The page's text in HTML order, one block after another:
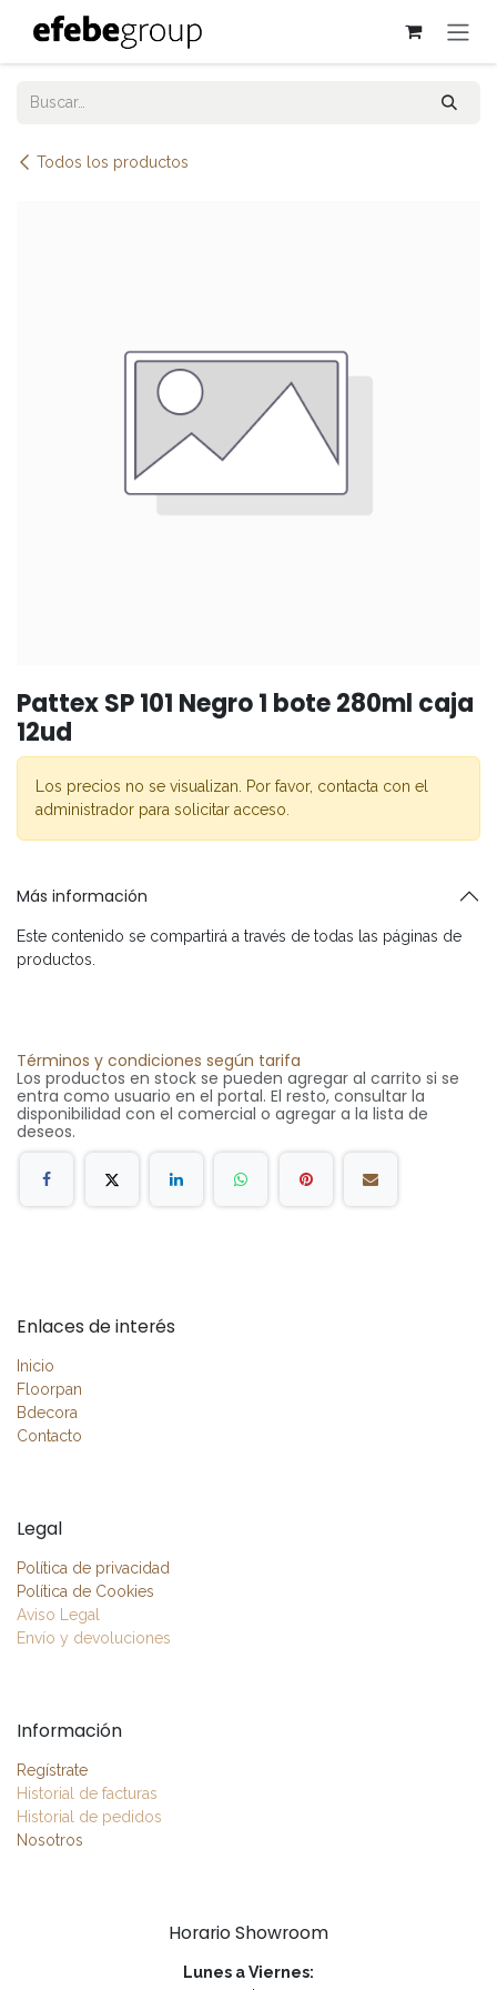
Ir al contenido
Todos los productos
Pattex SP 101 Negro 1 bote 280ml caja
12ud
Los precios no se visualizan. Por favor, contacta con el
administrador para solicitar acceso.
Más información
Este contenido se compartirá a través de todas las páginas de
productos.
Términos y condiciones según tarifa
Los productos en stock se pueden agregar al carrito si se
entra como usuario en el portal. El resto, consultar la
disponibilidad con el comercial o agregar a la lista de
deseos.
Enlaces de interés
Inicio
Floorpan
Bdecora
Contacto
Legal
Política de privacidad
Política de Cookies
Aviso Legal
Envío y devoluciones
Información
Regístrate
Historial de facturas
Historial de pedidos
Nosotros
Horario Showroom
Lunes a Viernes: